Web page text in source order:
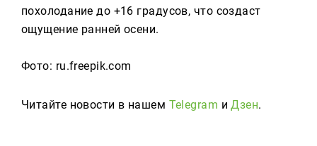
похолодание до +16 градусов, что создаст
ощущение ранней осени.
Фото: ru.freepik.com
Читайте новости в нашем Telegram иДзен.